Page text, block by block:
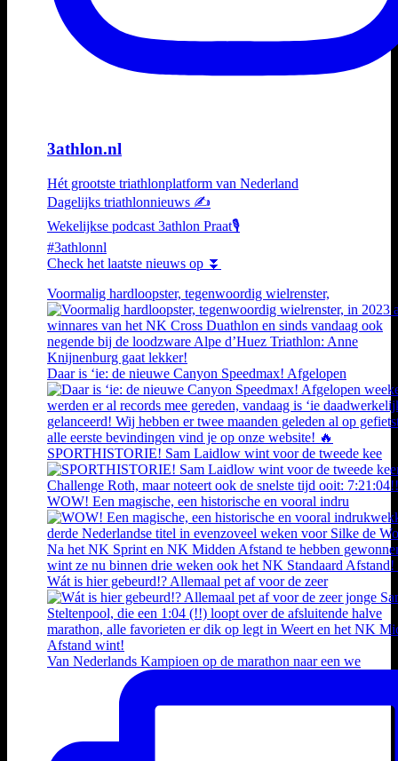
3athlon.nl
Hét grootste triathlonplatform van Nederland
Dagelijks triathlonnieuws ✍️
Wekelijkse podcast 3athlon Praat🎙️
#3athlonnl
Check het laatste nieuws op ⏬
Voormalig hardloopster, tegenwoordig wielrenster,
Daar is ‘ie: de nieuwe Canyon Speedmax! Afgelopen
SPORTHISTORIE! Sam Laidlow wint voor de tweede kee
WOW! Een magische, een historische en vooral indru
Wát is hier gebeurd!? Allemaal pet af voor de zeer
Van Nederlands Kampioen op de marathon naar een we